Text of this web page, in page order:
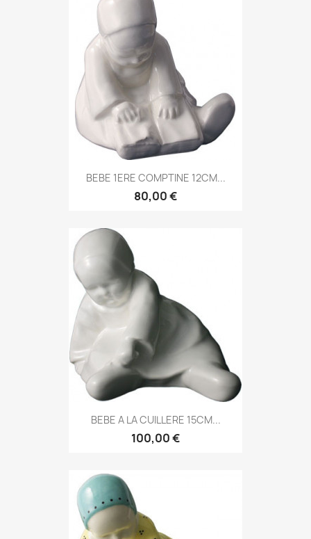
BEBE 1ERE COMPTINE 12CM...
80,00 €
BEBE A LA CUILLERE 15CM...
100,00 €